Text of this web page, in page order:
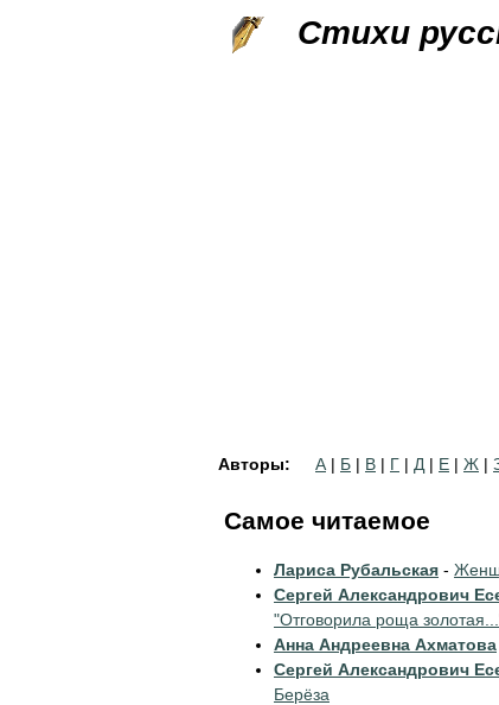
Стихи
Авторы: А | Б | В | Г | Д | Е | Ж |
Самое читаемое
Лариса Рубальская -
Сергей Александрович
"Отговорила роща
Анна Андреевна Ахматова
Сергей Александрович
Берёза